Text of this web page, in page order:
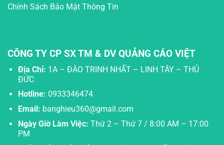
Chính Sách Bảo Mật Thông Tin
CÔNG TY CP SX TM & DV QUẢNG CÁO VIỆT
Địa Chỉ: 1A – ĐÀO TRINH NHẤT – LINH TÂY – THỦ
ĐỨC
Hotline: 0933346474
Email: banghieu360@gmail.com
Ngày Giờ Làm Việc: Thứ 2 – Thứ 7 / 8:00 AM – 17:00
PM